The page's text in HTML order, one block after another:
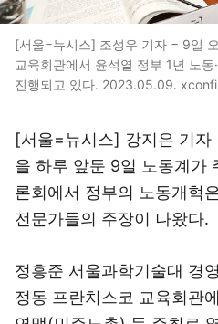
[서울=뉴시스] 조성우 기자 = 9일
교육회관에서 윤석열 정부 1년 노
진행되고 있다. 2023.05.09.
[서울=뉴시스] 강지은 기자
을 하루 앞둔 9일 노동계가
론회에서 정부의 노동개혁
전문가들의 주장이 나왔다.
정흥준 서울과학기술대 경
정동 프란치스코 교육회관